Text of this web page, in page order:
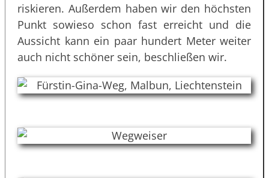
riskieren. Außerdem haben wir den höchsten
Punkt sowieso schon fast erreicht und die
Aussicht kann ein paar hundert Meter weiter
auch nicht schöner sein, beschließen wir.